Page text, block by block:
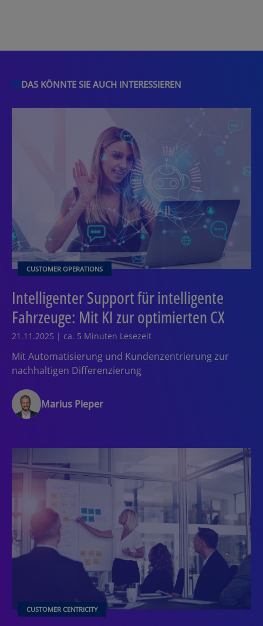
DAS KÖNNTE SIE AUCH INTERESSIEREN
CUSTOMER OPERATIONS
Intelligenter Support für intelligente
Fahrzeuge: Mit KI zur optimierten CX
21.11.2025 | ca. 5 Minuten Lesezeit
Mit Automatisierung und Kundenzentrierung zur
nachhaltigen Differenzierung
Marius Pieper
CUSTOMER CENTRICITY